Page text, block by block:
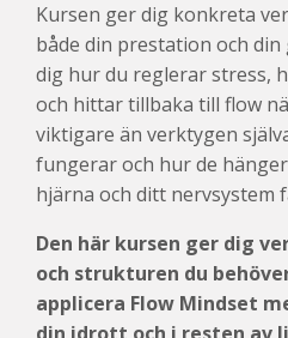
Kursen ger dig konkreta
både din prestation och
dig hur du reglerar stress,
och hittar tillbaka till flow
viktigare än verktygen
fungerar och hur de
hjärna och ditt nervsystem
Den här kursen ger dig
och strukturen du
applicera Flow Mindset